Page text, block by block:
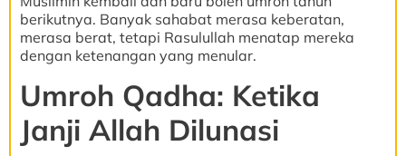
berikutnya. Banyak sahabat merasa keberatan,
merasa berat, tetapi Rasulullah menatap mereka
dengan ketenangan yang menular.
Umroh Qadha: Ketika
Janji Allah Dilunasi